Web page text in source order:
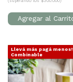
Llevá más pagá menos!
Combinable